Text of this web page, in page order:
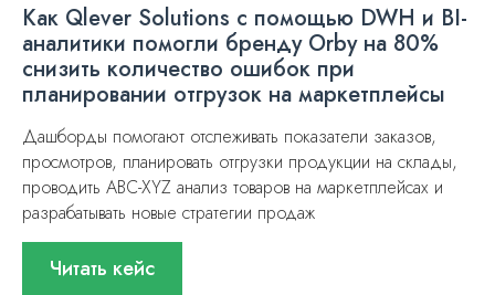
Как Qlever Solutions с помощью DWH и BI-
аналитики помогли бренду Orby на 80%
снизить количество ошибок при
планировании отгрузок на маркетплейсы
Дашборды помогают отслеживать показатели заказов,
просмотров, планировать отгрузки продукции на склады,
проводить ABC-XYZ анализ товаров на маркетплейсах и
разрабатывать новые стратегии продаж
Читать кейс